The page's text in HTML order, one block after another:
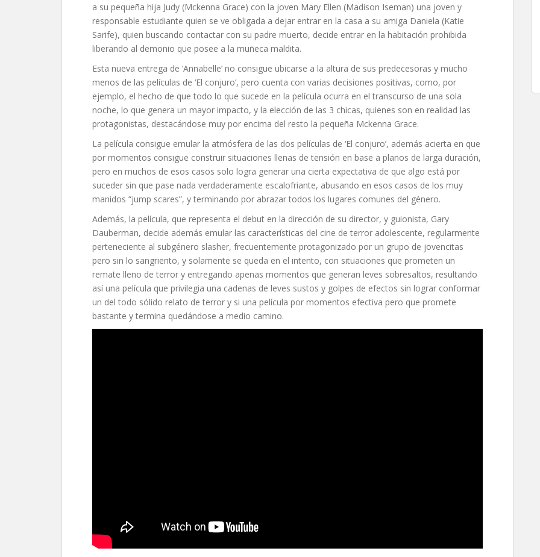
a su pequeña hija Judy (Mckenna Grace) con la joven Mary Ellen (Madison Iseman) una joven y
responsable estudiante quien se ve obligada a dejar entrar en la casa a su amiga Daniela (Katie
Sarife), quien buscando contactar con su padre muerto, decide entrar en la habitación prohibida
liberando al demonio que posee a la muñeca maldita.
Esta nueva entrega de ‘Annabelle’ no consigue ubicarse a la altura de sus predecesoras y mucho
menos de las películas de ‘El conjuro’, pero cuenta con varias decisiones positivas, como, por
ejemplo, el hecho de que todo lo que sucede en la película ocurra en el transcurso de una sola
noche, lo que genera un mayor impacto, y la elección de las 3 chicas, quienes son en realidad las
protagonistas, destacándose muy por encima del resto la pequeña Mckenna Grace.
La película consigue emular la atmósfera de las dos películas de ‘El conjuro’, además acierta en que
por momentos consigue construir situaciones llenas de tensión en base a planos de larga duración,
pero en muchos de esos casos solo logra generar una cierta expectativa de que algo está por
suceder sin que pase nada verdaderamente escalofriante, abusando en esos casos de los muy
manidos “jump scares”, y terminando por abrazar todos los lugares comunes del género.
Además, la película, que representa el debut en la dirección de su director, y guionista, Gary
Dauberman, decide además emular las características del cine de terror adolescente, regularmente
perteneciente al subgénero slasher, frecuentemente protagonizado por un grupo de jovencitas
pero sin lo sangriento, y solamente se queda en el intento, con situaciones que prometen un
remate lleno de terror y entregando apenas momentos que generan leves sobresaltos, resultando
así una película que privilegia una cadenas de leves sustos y golpes de efectos sin lograr conformar
un del todo sólido relato de terror y si una película por momentos efectiva pero que promete
bastante y termina quedándose a medio camino.